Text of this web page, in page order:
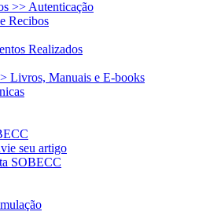
>> Autenticação
Recibos
Realizados
Livros, Manuais e E-books
seu artigo
SOBECC